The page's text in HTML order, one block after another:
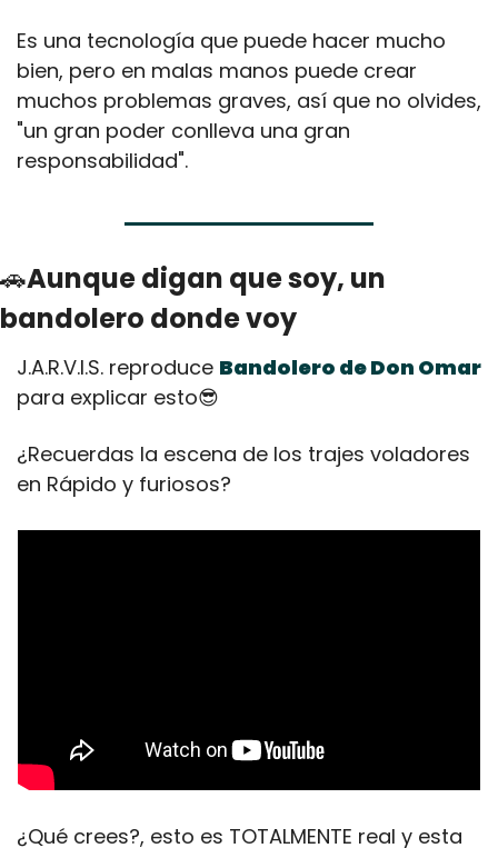
Es una tecnología que puede hacer mucho
bien, pero en malas manos puede crear
muchos problemas graves, así que no olvides,
"un gran poder conlleva una gran
responsabilidad".
🚗Aunque digan que soy, un
bandolero donde voy
J.A.R.V.I.S. reproduce Bandolero de Don Omar
para explicar esto😎
¿Recuerdas la escena de los trajes voladores
en Rápido y furiosos?
¿Qué crees?, esto es TOTALMENTE real y esta